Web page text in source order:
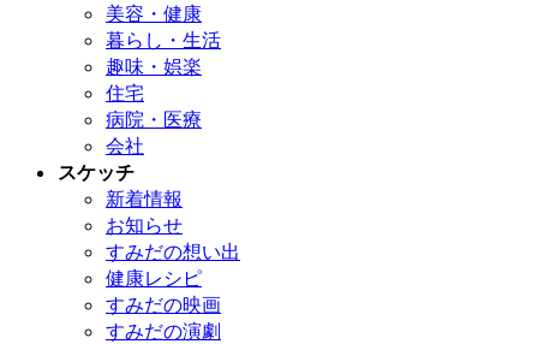
美容・健康
暮らし・生活
趣味・娯楽
住宅
病院・医療
会社
スケッチ
新着情報
お知らせ
すみだの想い出
健康レシピ
すみだの映画
すみだの演劇